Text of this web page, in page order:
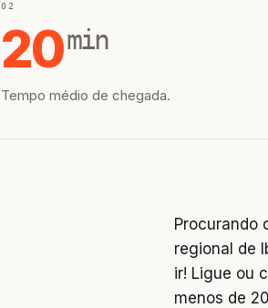
02
20min
Tempo médio de chegada.
Procurando
regional de
ir! Ligue ou
menos de